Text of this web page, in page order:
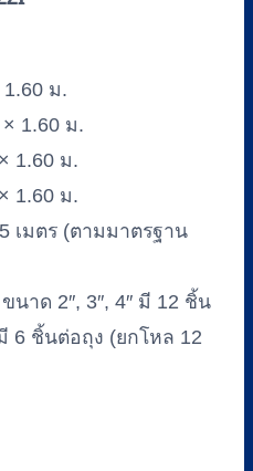
ม.
1.60 ม.
1.60 ม.
1.60 ม.
เมตร (ตามมาตรฐาน
าด 2″, 3″, 4″ มี 12 ชิ้น
6 ชิ้นต่อถุง (ยกโหล 12